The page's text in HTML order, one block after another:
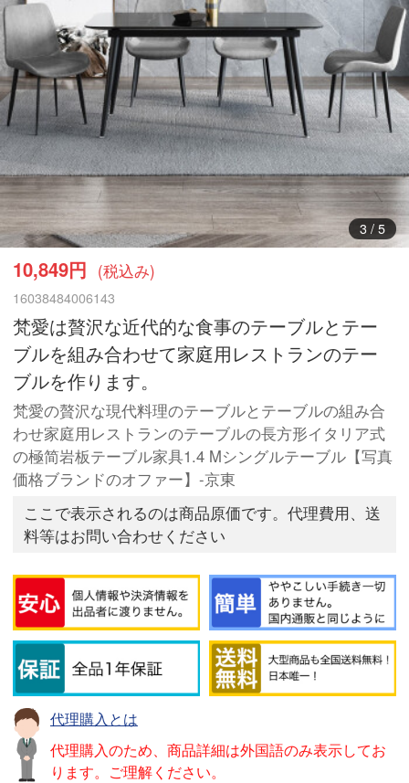
4/ 5
10,849円 (税込み)
16038484006143
梵愛は贅沢な近代的な食事のテーブルとテー
ブルを組み合わせて家庭用レストランのテー
ブルを作ります。
梵愛の贅沢な現代料理のテーブルとテーブルの組み合
わせ家庭用レストランのテーブルの長方形イタリア式
の極简岩板テーブル家具1.4 Mシングルテーブル【写真
価格ブランドのオファー】-京東
ここで表示されるのは商品原価です。代理費用、送
料等はお問い合わせください
代理購入とは
代理購入のため、商品詳細は外国語のみ表示してお
ります。ご理解ください。